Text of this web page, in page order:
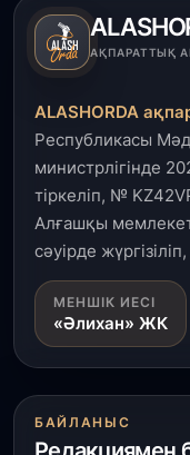
АҚПАРАТТЫҚ
ALASHORDA
Республикасы
министрлігінде
тіркеліп, №
Алғашқы
сәуірде
МЕНШІК ИЕСІ
«Әлихан» ЖК
БАЙЛАНЫС